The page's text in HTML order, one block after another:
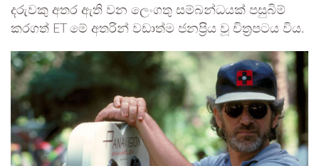
දරුවකු අතර ඇති වන ලෙංගතු සම්බන්ධයක් පසුබිම්
කරගත් ET මේ අතරින් වඩාත්ම ජනප්‍රිය වූ චිත්‍රපටය විය.